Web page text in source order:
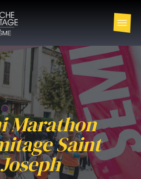
Marathon
Saint
Joseph